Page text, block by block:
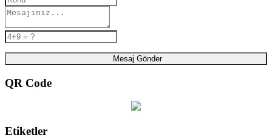
Mesaj Gönder
QR Code
Etiketler